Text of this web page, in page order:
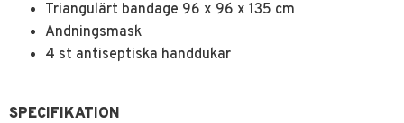
Triangulärt bandage 96 x 96 x 135 cm
Andningsmask
4 st antiseptiska handdukar
SPECIFIKATION